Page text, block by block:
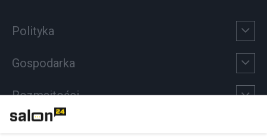
Polityka
Gospodarka
Rozmaitości